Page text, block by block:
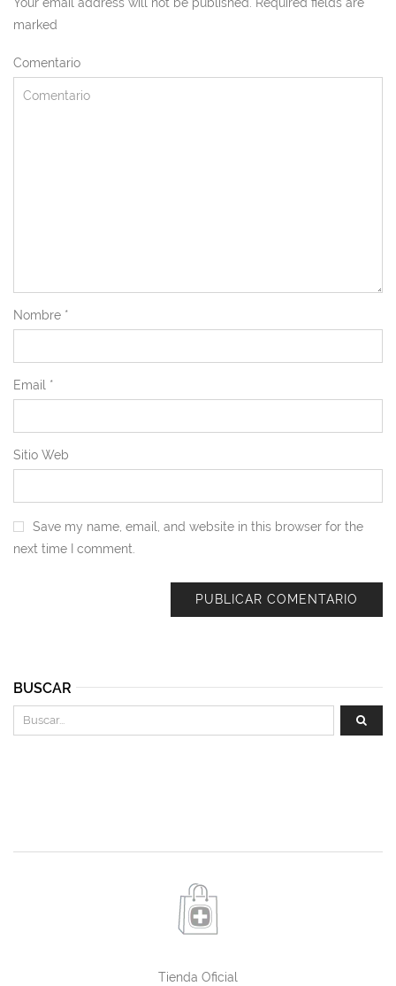
marked
Comentario
Nombre *
Email *
Sitio Web
Save my name, email, and website in this browser for the
next time I comment.
BUSCAR
Tienda Oficial